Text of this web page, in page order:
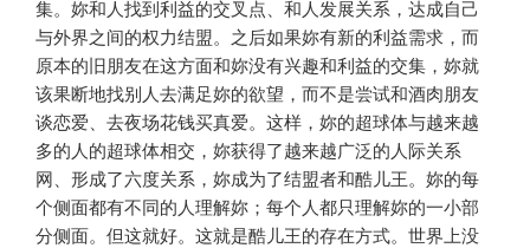
集。妳和人找到利益的交叉点、和人发展关系，达成自己
与外界之间的权力结盟。之后如果妳有新的利益需求，而
原本的旧朋友在这方面和妳没有兴趣和利益的交集，妳就
该果断地找别人去满足妳的欲望，而不是尝试和酒肉朋友
谈恋爱、去夜场花钱买真爱。这样，妳的超球体与越来越
多的人的超球体相交，妳获得了越来越广泛的人际关系
网、形成了六度关系，妳成为了结盟者和酷儿王。妳的每
个侧面都有不同的人理解妳；每个人都只理解妳的一小部
分侧面。但这就好。这就是酷儿王的存在方式。世界上没